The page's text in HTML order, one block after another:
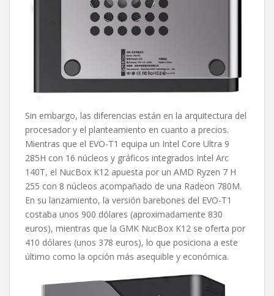
Sin embargo, las diferencias están en la arquitectura del
procesador y el planteamiento en cuanto a precios.
Mientras que el EVO-T1 equipa un Intel Core Ultra 9
285H con 16 núcleos y gráficos integrados Intel Arc
140T, el NucBox K12 apuesta por un AMD Ryzen 7 H
255 con 8 núcleos acompañado de una Radeon 780M.
En su lanzamiento, la versión barebones del EVO-T1
costaba unos 900 dólares (aproximadamente 830
euros), mientras que la GMK NucBox K12 se oferta por
410 dólares (unos 378 euros), lo que posiciona a este
último como la opción más asequible y económica.